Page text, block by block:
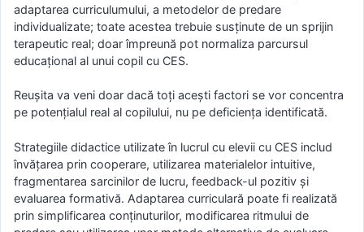
adaptarea curriculumului, a metodelor de predare
individualizate; toate acestea trebuie susținute de un sprijin
terapeutic real; doar împreună pot normaliza parcursul
educațional al unui copil cu CES.
Reușita va veni doar dacă toți acești factori se vor concentra
pe potențialul real al copilului, nu pe deficiența identificată.
Strategiile didactice utilizate în lucrul cu elevii cu CES includ
învățarea prin cooperare, utilizarea materialelor intuitive,
fragmentarea sarcinilor de lucru, feedback-ul pozitiv și
evaluarea formativă. Adaptarea curriculară poate fi realizată
prin simplificarea conținuturilor, modificarea ritmului de